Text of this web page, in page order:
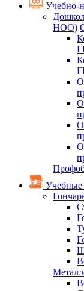
Учебно-
НОО)
Учебные